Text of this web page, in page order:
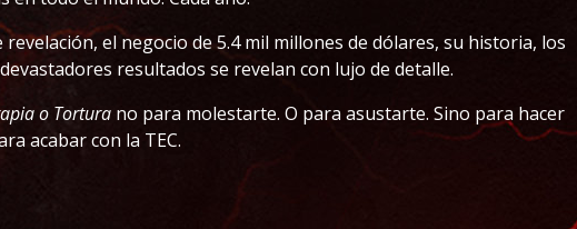
revelación, el negocio de 5.4 mil millones de dólares, su historia, los
resultados se revelan con lujo de detalle.
o Tortura no para molestarte. O para asustarte. Sino para hacer
acabar con la TEC.